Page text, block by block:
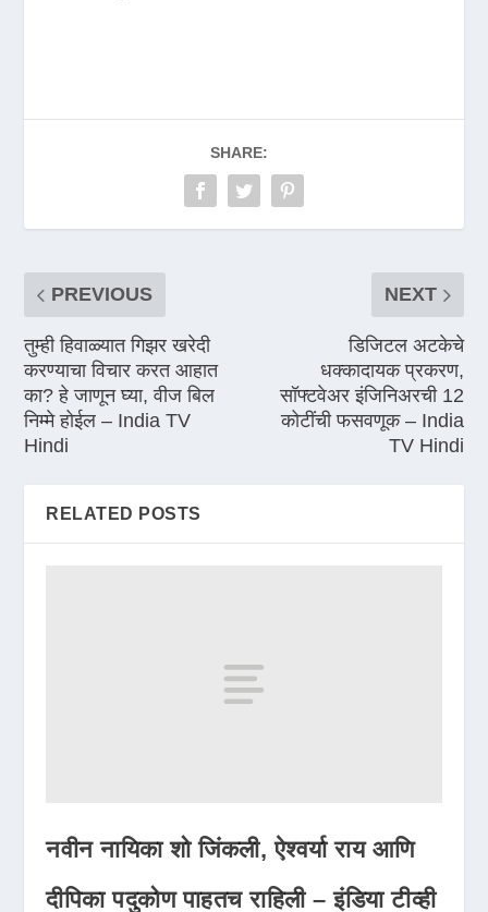
SHARE:
PREVIOUS
तुम्ही हिवाळ्यात गिझर खरेदी
करण्याचा विचार करत आहात
का? हे जाणून घ्या, वीज बिल
निम्मे होईल – India TV
Hindi
NEXT
डिजिटल अटकेचे
धक्कादायक प्रकरण,
सॉफ्टवेअर इंजिनिअरची 12
कोटींची फसवणूक – India
TV Hindi
RELATED POSTS
नवीन नायिका शो जिंकली, ऐश्वर्या राय आणि
दीपिका पदुकोण पाहतच राहिली – इंडिया टीव्ही